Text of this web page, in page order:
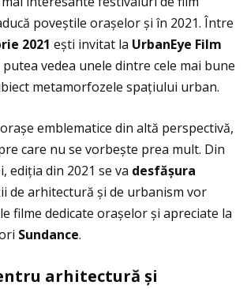
poveștile orașelor și în 2021. Între
2021 ești invitat la UrbanEye Film
putea vedea unele dintre cele mai bune
metamorfozele spaţiului urban.
emblematice din altă perspectivă,
care nu se vorbește prea mult. Din
ediţia din 2021 se va desfășura
de arhitectură și de urbanism vor
filme dedicate orașelor și apreciate la
Sundance.
arhitectură și